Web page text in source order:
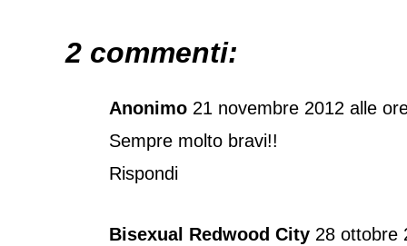
2 commenti:
Anonimo 21 novembre 2012 alle
Sempre molto bravi!!
Rispondi
Bisexual Redwood City 28 ottobre